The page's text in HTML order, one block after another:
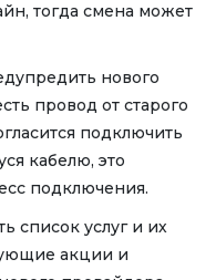
тогда смена может
нового
провод от старого
подключить
кабелю, это
подключения.
список услуг и их
акции и